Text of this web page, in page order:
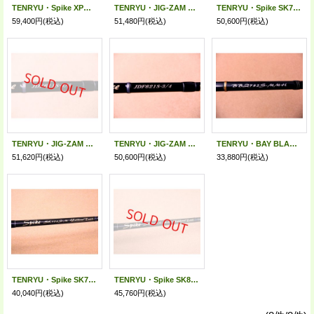
TENRYU・Spike XPG SKX782S-XX
59,400円(税込)
TENRYU・JIG-ZAM Dragg Force JDF591B-G7/8
51,480円(税込)
TENRYU・Spike SK742S-MHH (Tuna)
50,600円(税込)
TENRYU・JIG-ZAM Dragg Force JDF611S-4/5
51,620円(税込)
TENRYU・JIG-ZAM Dragg Force JDF621S-3/4
50,600円(税込)
TENRYU・BAY BLAZE BBZ732S-MMH
33,880円(税込)
TENRYU・Spike SK772S-M (Yellow Tail)
40,040円(税込)
TENRYU・Spike SK822S-MH (Yellow Tail)
45,760円(税込)